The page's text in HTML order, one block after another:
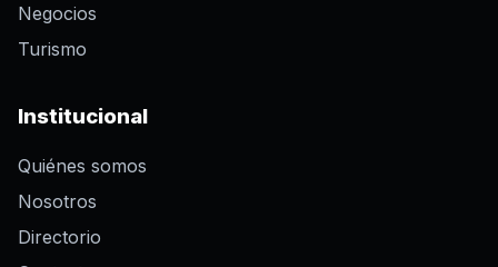
Negocios
Turismo
Institucional
Quiénes somos
Nosotros
Directorio